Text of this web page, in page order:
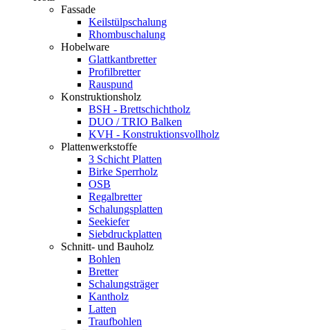
Fassade
Keilstülpschalung
Rhombuschalung
Hobelware
Glattkantbretter
Profilbretter
Rauspund
Konstruktionsholz
BSH - Brettschichtholz
DUO / TRIO Balken
KVH - Konstruktionsvollholz
Plattenwerkstoffe
3 Schicht Platten
Birke Sperrholz
OSB
Regalbretter
Schalungsplatten
Seekiefer
Siebdruckplatten
Schnitt- und Bauholz
Bohlen
Bretter
Schalungsträger
Kantholz
Latten
Traufbohlen